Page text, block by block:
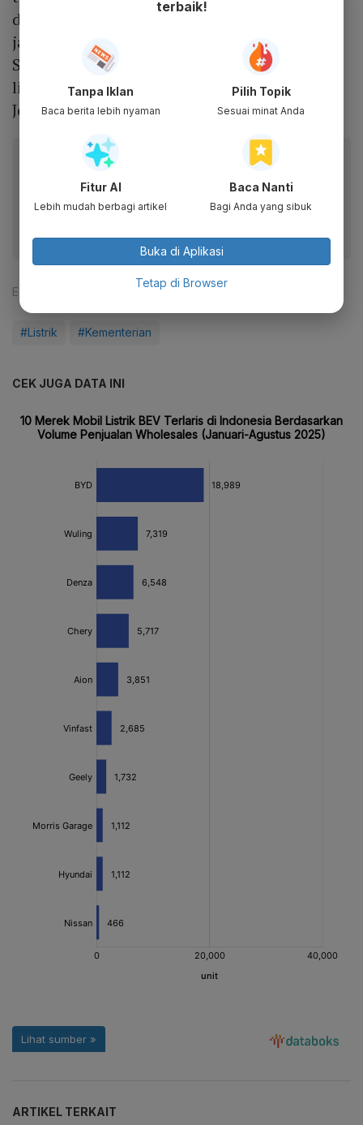
dalam RUPTL kali ini, PLN akan membangun
jaringan transmisi baru sepanjang 500 kv di
Sumatera. "Jadi tidak masalah Pembangkit
listrik mau di bangun di mana saja," kata
Jonan.
Baca artikel ini lewat aplikasi mobile.
Dapatkan pengalaman membaca lebih nyaman dan nikmati
Editor:
#Listrik #Kementerian
CEK JUGA DATA INI
ARTIKEL TERKAIT
terbaik!
Tanpa Iklan
Baca berita lebih nyaman
Pilih Topik
Sesuai minat Anda
Fitur AI
Lebih mudah berbagi artikel
Baca Nanti
Bagi Anda yang sibuk
Buka di Aplikasi
Tetap di Browser